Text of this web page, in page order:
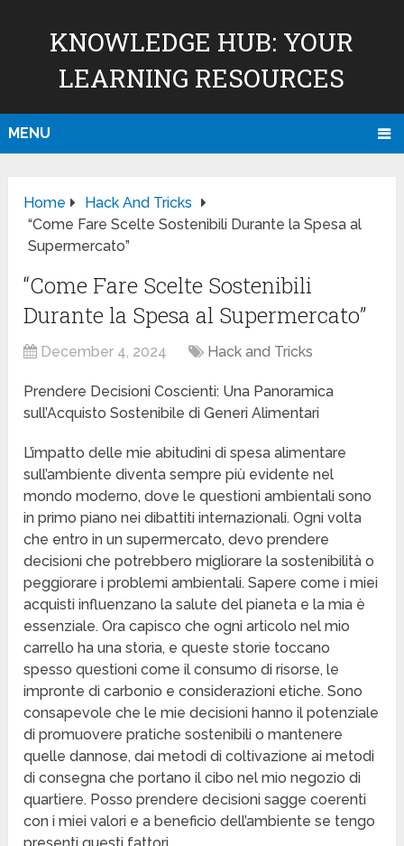
KNOWLEDGE HUB: YOUR
LEARNING RESOURCES
MENU
Home
Hack And Tricks
“Come Fare Scelte Sostenibili Durante la Spesa al
Supermercato”
“Come Fare Scelte Sostenibili
Durante la Spesa al Supermercato”
December 4, 2024 Hack and Tricks
Prendere Decisioni Coscienti: Una Panoramica
sull’Acquisto Sostenibile di Generi Alimentari
L’impatto delle mie abitudini di spesa alimentare
sull’ambiente diventa sempre più evidente nel
mondo moderno, dove le questioni ambientali sono
in primo piano nei dibattiti internazionali. Ogni volta
che entro in un supermercato, devo prendere
decisioni che potrebbero migliorare la sostenibilità o
peggiorare i problemi ambientali. Sapere come i miei
acquisti influenzano la salute del pianeta e la mia è
essenziale. Ora capisco che ogni articolo nel mio
carrello ha una storia, e queste storie toccano
spesso questioni come il consumo di risorse, le
impronte di carbonio e considerazioni etiche. Sono
consapevole che le mie decisioni hanno il potenziale
di promuovere pratiche sostenibili o mantenere
quelle dannose, dai metodi di coltivazione ai metodi
di consegna che portano il cibo nel mio negozio di
quartiere. Posso prendere decisioni sagge coerenti
con i miei valori e a beneficio dell’ambiente se tengo